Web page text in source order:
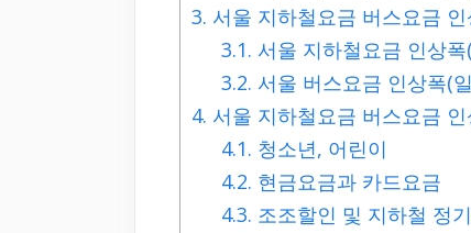
3. 서울 지하철요금 버스요금 인
3.1. 서울 지하철요금 인상
3.2. 서울 버스요금 인상폭(
4. 서울 지하철요금 버스요금
4.1. 청소년, 어린이
4.2. 현금요금과 카드요금
4.3. 조조할인 및 지하철 정